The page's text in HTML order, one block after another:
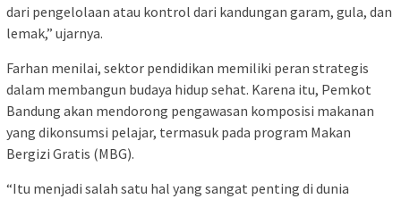
dari pengelolaan atau kontrol dari kandungan garam, gula, dan
lemak,” ujarnya.
Farhan menilai, sektor pendidikan memiliki peran strategis
dalam membangun budaya hidup sehat. Karena itu, Pemkot
Bandung akan mendorong pengawasan komposisi makanan
yang dikonsumsi pelajar, termasuk pada program Makan
Bergizi Gratis (MBG).
“Itu menjadi salah satu hal yang sangat penting di dunia